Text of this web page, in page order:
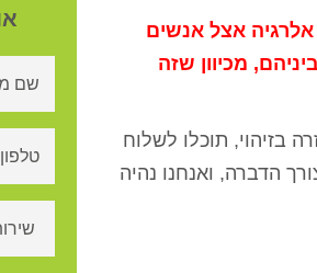
אלרגיה אצל אנשים
מכיוון שזה
בזיהוי, תוכלו לשלוח
הדברה, ואנחנו נהיה